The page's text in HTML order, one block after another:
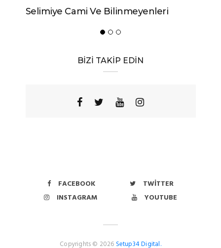
Selimiye Cami Ve Bilinmeyenleri
BİZİ TAKİP EDİN
FACEBOOK
TWITTER
INSTAGRAM
YOUTUBE
Copyrights © 2026 Setup34 Digital.